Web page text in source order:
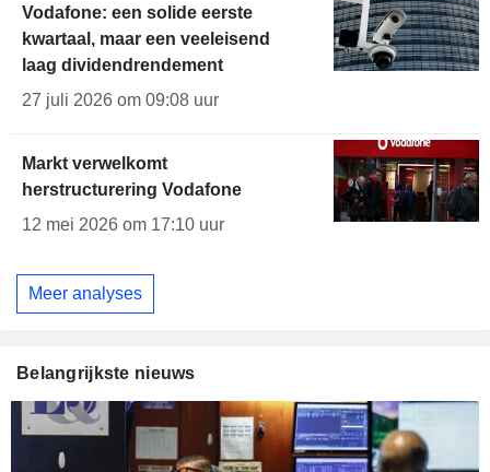
Vodafone: een solide eerste
kwartaal, maar een veeleisend
laag dividendrendement
27 juli 2026 om 09:08 uur
Markt verwelkomt
herstructurering Vodafone
12 mei 2026 om 17:10 uur
Meer analyses
Belangrijkste nieuws